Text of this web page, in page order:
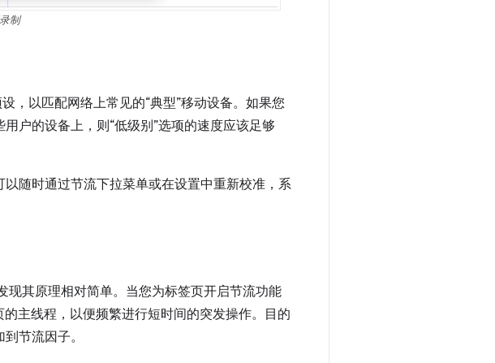
制
，以匹配网络上常见的“典型”移动设备。如果您
户的设备上，则“低级别”选项的速度应该足够
随时通过节流下拉菜单或在设置中重新校准，系
现其原理相对简单。当您为标签页开启节流功能
的主线程，以便频繁进行短时间的突发操作。目的
节流因子。